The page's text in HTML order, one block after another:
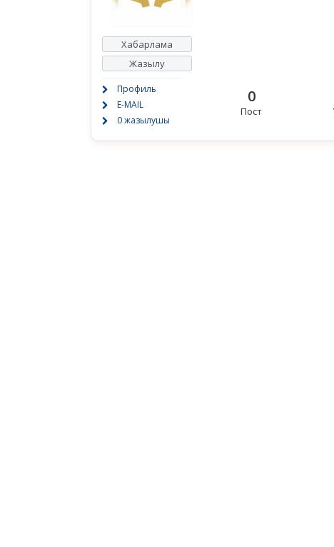
Хабарлама
Жазылу
Профиль
E-MAIL
0 жазылушы
0
Пост